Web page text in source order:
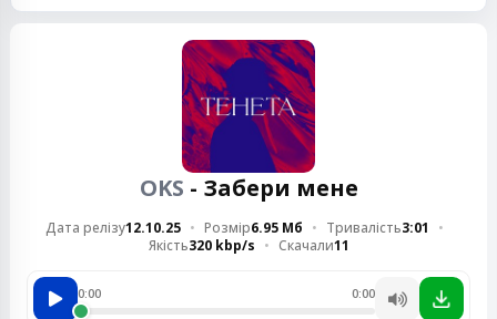
OKS - Забери мене
Дата релізу12.10.25 Розмір6.95 Мб Тривалість3:01
Якість320 kbp/s Скачали11
0:00 0:00